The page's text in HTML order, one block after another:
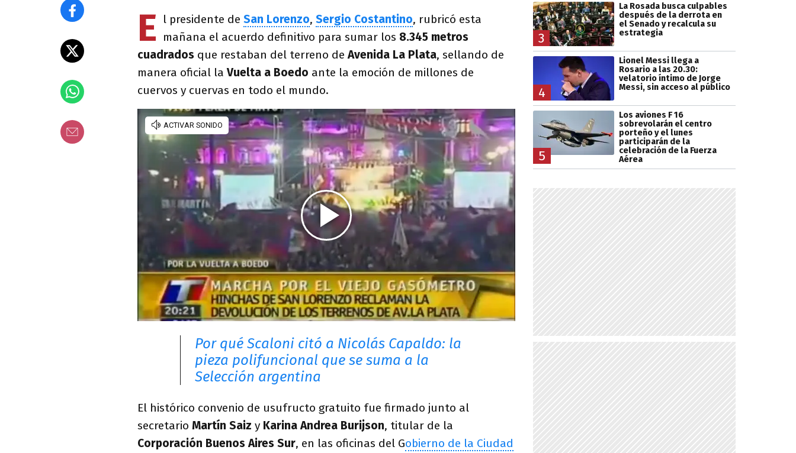
E l presidente de San Lorenzo, Sergio Costantino, rubricó esta
mañana el acuerdo definitivo para sumar los 8.345 metros
cuadrados que restaban del terreno de Avenida La Plata, sellando de
manera oficial laVuelta a Boedo ante la emoción de millones de
cuervos y cuervas en todo el mundo.
Por qué Scaloni citó a Nicolás Capaldo: la
pieza polifuncional que se suma a la
Selección argentina
El histórico convenio de usufructo gratuito fue firmado junto al
secretario Martín Saiz y Karina Andrea Burijson, titular de la
Corporación Buenos Aires Sur, en las oficinas del Gobierno de la Ciudad
3
La Rosada busca culpables
después de la derrota en
el Senado y recalcula su
estrategia
4
Lionel Messi llega a
Rosario a las 20.30:
velatorio íntimo de Jorge
Messi, sin acceso al público
5
Los aviones F 16
sobrevolarán el centro
porteño y el lunes
participarán de la
celebración de la Fuerza
Aérea